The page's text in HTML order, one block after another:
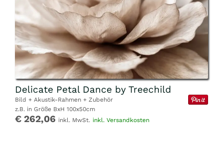
Delicate Petal Dance by Treechild
Bild + Akustik-Rahmen + Zubehör
z.B. in Größe BxH 100x50cm
€ 262,06 inkl. MwSt. inkl. Versandkosten